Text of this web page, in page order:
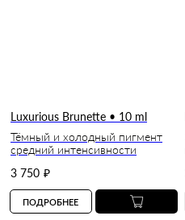
Luxurious Brunette • 10 ml
Тёмный и холодный пигмент
средний интенсивности
3 750 ₽
ПОДРОБНЕЕ